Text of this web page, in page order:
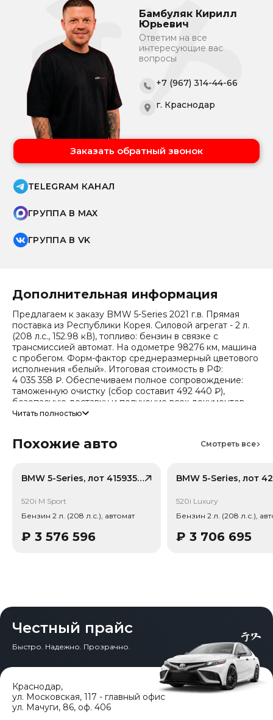
Бамбуляк Кирилл
Юрьевич
Ответим на все
интересующие вас
вопросы
+7 (967) 314-44-66
г. Краснодар
Заказать обратный звонок
TELEGRAM КАНАЛ
ГРУППА В MAX
ГРУППА В VK
Дополнительная информация
Предлагаем к заказу BMW 5-Series 2021 г.в. Прямая
поставка из Республики Корея. Силовой агрегат - 2 л.
(208 л.с., 152.98 кВ), топливо: бензин в связке с
трансмиссией автомат. На одометре 98276 км, машина
с пробегом. Форм-фактор среднеразмерный цветового
исполнения «белый». Итоговая стоимость в РФ:
4 035 358 ₽. Обеспечиваем полное сопровождение:
таможенную очистку (сбор составит 492 440 ₽),
безопасную доставку и получение всех документов.
дефектовку и точные сроки логистики. Работаем и
Число собственников по истории обращений - 3,
зафиксировано.
Читать полностью
Похожие авто Смотреть все
BMW 5-Series, лот 41593589
520i M Sport
Бензин 2 л. (208 л.с.), автомат
₽ 3 576 596
520i Luxury
Бензин 2 л. (208 л.с.),
₽ 3 706 695
Честный прайс
Быстро. Надежно. Прозрачно.
Краснодар,
ул. Московская, 117 - главный офис
ул. Мачуги, 86, оф. 406